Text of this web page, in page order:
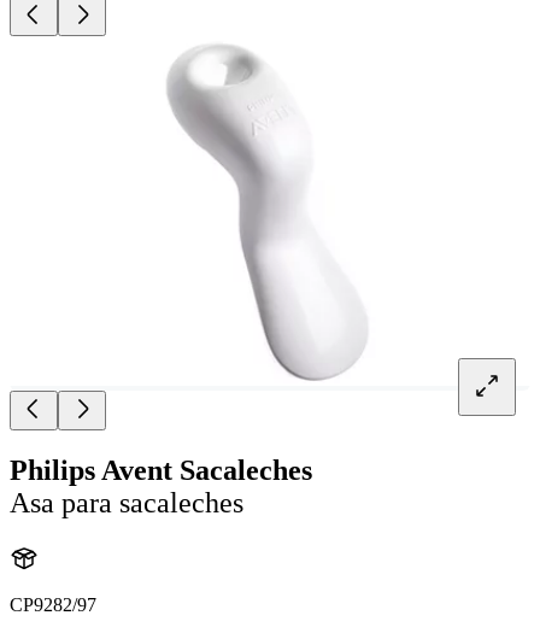
Philips Avent Sacaleches
Asa para sacaleches
CP9282/97